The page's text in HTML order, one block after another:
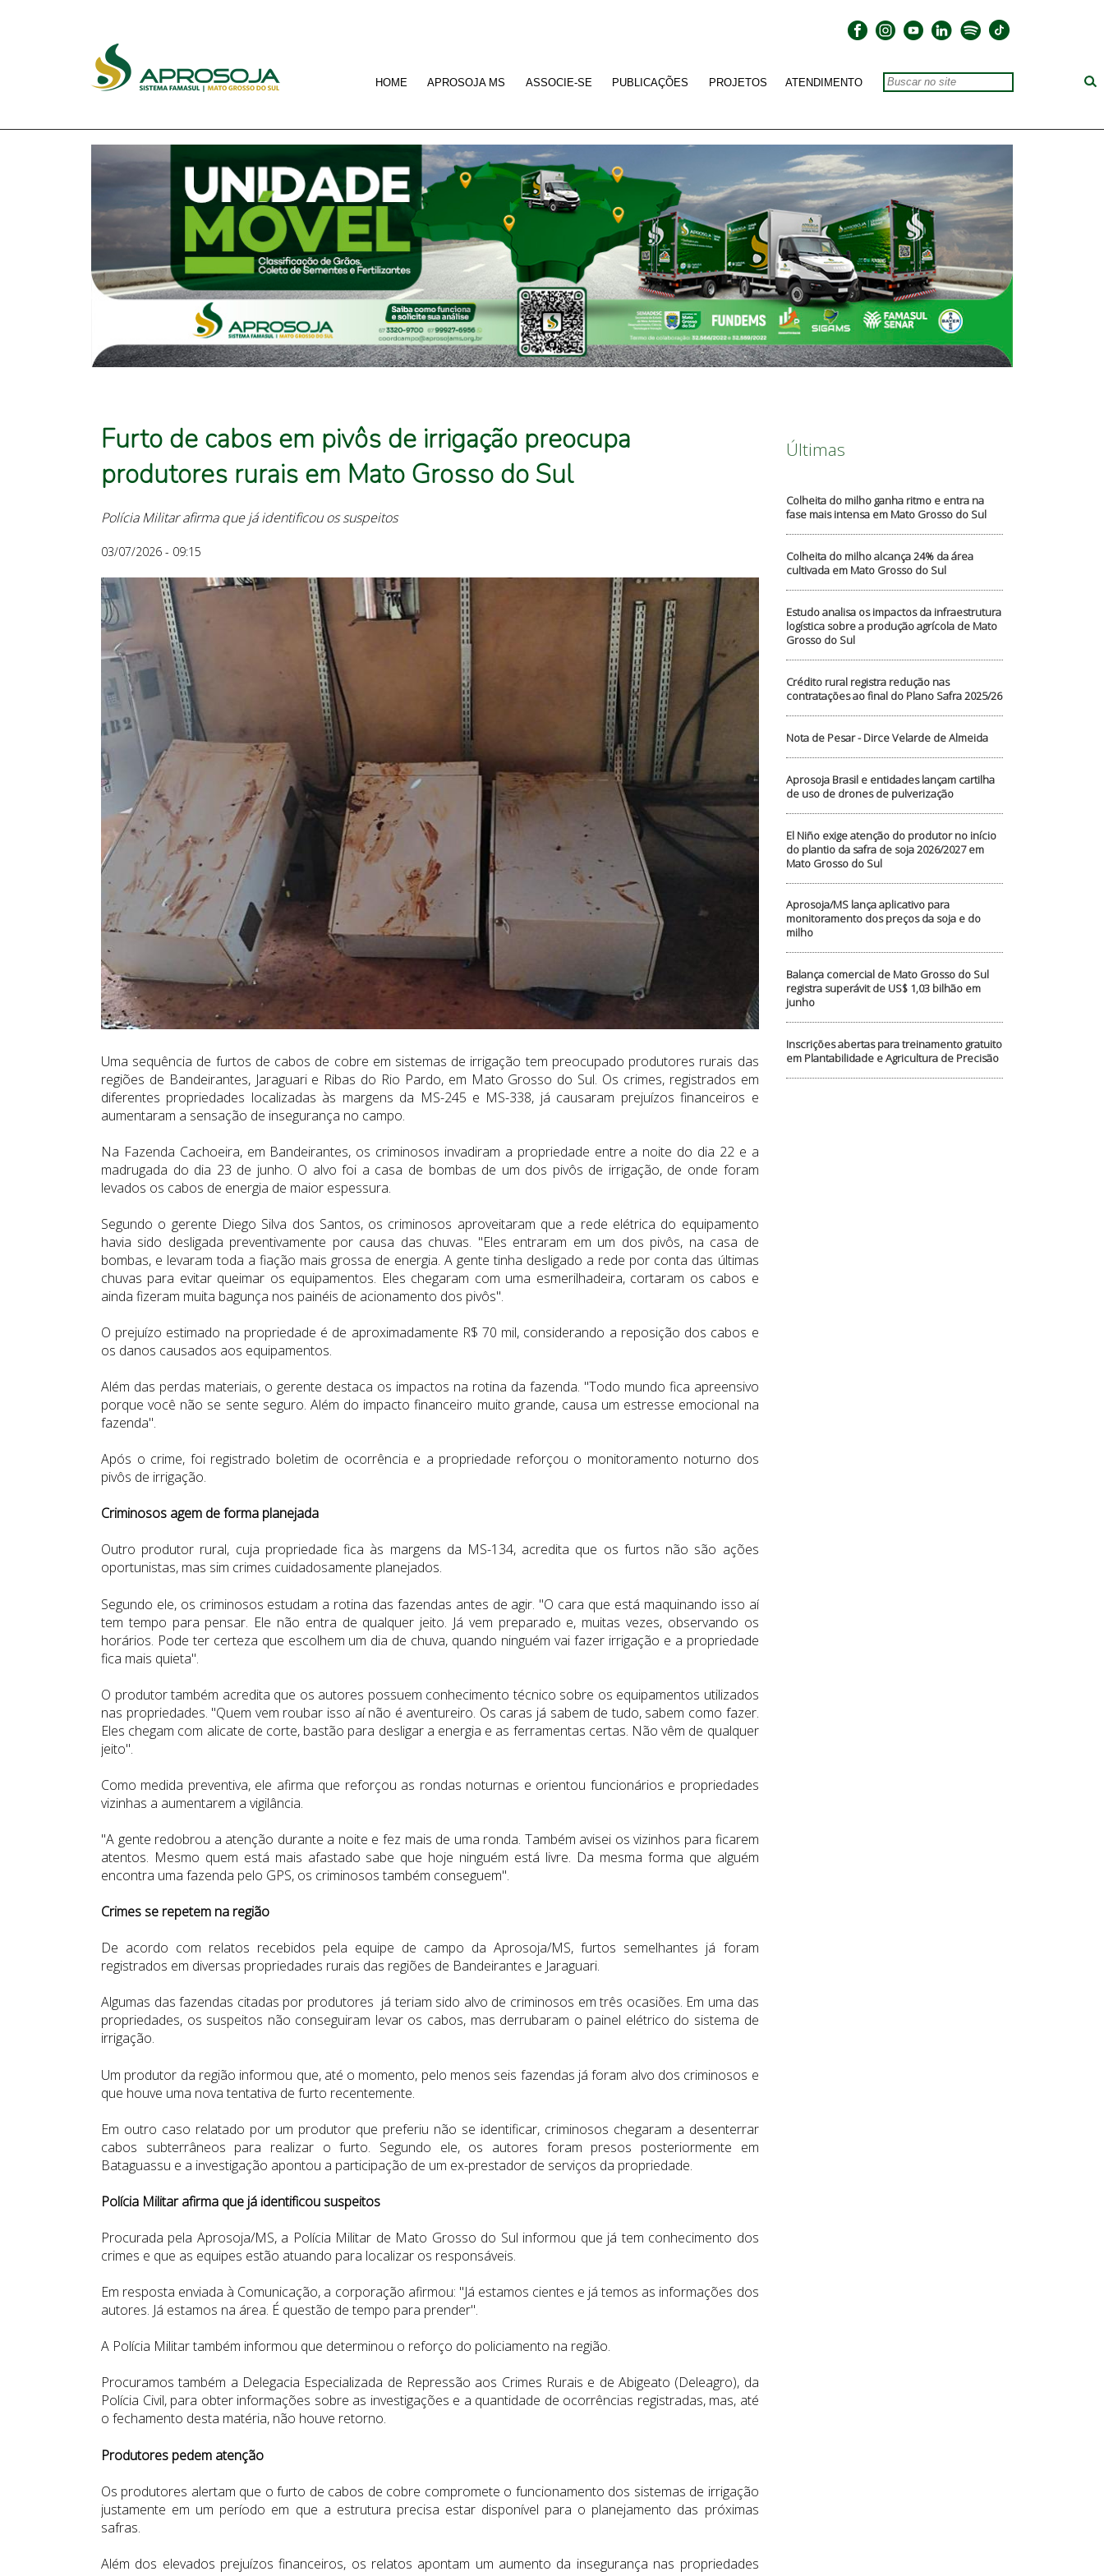
HOME APROSOJA MS ASSOCIE-SE PUBLICAÇÕES PROJETOS ATENDIMENTO
Últimas
Colheita do milho ganha ritmo e entra na
fase mais intensa em Mato Grosso do Sul
Colheita do milho alcança 24% da área
cultivada em Mato Grosso do Sul
Estudo analisa os impactos da infraestrutura
logística sobre a produção agrícola de Mato
Grosso do Sul
Crédito rural registra redução nas
contratações ao final do Plano Safra 2025/26
Nota de Pesar - Dirce Velarde de Almeida
Aprosoja Brasil e entidades lançam cartilha
de uso de drones de pulverização
El Niño exige atenção do produtor no início
do plantio da safra de soja 2026/2027 em
Mato Grosso do Sul
Aprosoja/MS lança aplicativo para
monitoramento dos preços da soja e do
milho
Balança comercial de Mato Grosso do Sul
registra superávit de US$ 1,03 bilhão em
junho
Inscrições abertas para treinamento gratuito
em Plantabilidade e Agricultura de Precisão
Furto de cabos em pivôs de irrigação preocupa
produtores rurais em Mato Grosso do Sul
Polícia Militar afirma que já identificou os suspeitos
03/07/2026 - 09:15
Uma sequência de furtos de cabos de cobre em sistemas de irrigação tem preocupado produtores rurais das
regiões de Bandeirantes, Jaraguari e Ribas do Rio Pardo, em Mato Grosso do Sul. Os crimes, registrados em
diferentes propriedades localizadas às margens da MS-245 e MS-338, já causaram prejuízos financeiros e
aumentaram a sensação de insegurança no campo.
Na Fazenda Cachoeira, em Bandeirantes, os criminosos invadiram a propriedade entre a noite do dia 22 e a
madrugada do dia 23 de junho. O alvo foi a casa de bombas de um dos pivôs de irrigação, de onde foram
levados os cabos de energia de maior espessura.
Segundo o gerente Diego Silva dos Santos, os criminosos aproveitaram que a rede elétrica do equipamento
havia sido desligada preventivamente por causa das chuvas. "Eles entraram em um dos pivôs, na casa de
bombas, e levaram toda a fiação mais grossa de energia. A gente tinha desligado a rede por conta das últimas
chuvas para evitar queimar os equipamentos. Eles chegaram com uma esmerilhadeira, cortaram os cabos e
ainda fizeram muita bagunça nos painéis de acionamento dos pivôs".
O prejuízo estimado na propriedade é de aproximadamente R$ 70 mil, considerando a reposição dos cabos e
os danos causados aos equipamentos.
Além das perdas materiais, o gerente destaca os impactos na rotina da fazenda. "Todo mundo fica apreensivo
porque você não se sente seguro. Além do impacto financeiro muito grande, causa um estresse emocional na
fazenda".
Após o crime, foi registrado boletim de ocorrência e a propriedade reforçou o monitoramento noturno dos
pivôs de irrigação.
Criminosos agem de forma planejada
Outro produtor rural, cuja propriedade fica às margens da MS-134, acredita que os furtos não são ações
oportunistas, mas sim crimes cuidadosamente planejados.
Segundo ele, os criminosos estudam a rotina das fazendas antes de agir. "O cara que está maquinando isso aí
tem tempo para pensar. Ele não entra de qualquer jeito. Já vem preparado e, muitas vezes, observando os
horários. Pode ter certeza que escolhem um dia de chuva, quando ninguém vai fazer irrigação e a propriedade
fica mais quieta".
O produtor também acredita que os autores possuem conhecimento técnico sobre os equipamentos utilizados
nas propriedades. "Quem vem roubar isso aí não é aventureiro. Os caras já sabem de tudo, sabem como fazer.
Eles chegam com alicate de corte, bastão para desligar a energia e as ferramentas certas. Não vêm de qualquer
jeito".
Como medida preventiva, ele afirma que reforçou as rondas noturnas e orientou funcionários e propriedades
vizinhas a aumentarem a vigilância.
"A gente redobrou a atenção durante a noite e fez mais de uma ronda. Também avisei os vizinhos para ficarem
atentos. Mesmo quem está mais afastado sabe que hoje ninguém está livre. Da mesma forma que alguém
encontra uma fazenda pelo GPS, os criminosos também conseguem".
Crimes se repetem na região
De acordo com relatos recebidos pela equipe de campo da Aprosoja/MS, furtos semelhantes já foram
registrados em diversas propriedades rurais das regiões de Bandeirantes e Jaraguari.
Algumas das fazendas citadas por produtores já teriam sido alvo de criminosos em três ocasiões. Em uma das
propriedades, os suspeitos não conseguiram levar os cabos, mas derrubaram o painel elétrico do sistema de
irrigação.
Um produtor da região informou que, até o momento, pelo menos seis fazendas já foram alvo dos criminosos e
que houve uma nova tentativa de furto recentemente.
Em outro caso relatado por um produtor que preferiu não se identificar, criminosos chegaram a desenterrar
cabos subterrâneos para realizar o furto. Segundo ele, os autores foram presos posteriormente em
Bataguassu e a investigação apontou a participação de um ex-prestador de serviços da propriedade.
Polícia Militar afirma que já identificou suspeitos
Procurada pela Aprosoja/MS, a Polícia Militar de Mato Grosso do Sul informou que já tem conhecimento dos
crimes e que as equipes estão atuando para localizar os responsáveis.
Em resposta enviada à Comunicação, a corporação afirmou: "Já estamos cientes e já temos as informações dos
autores. Já estamos na área. É questão de tempo para prender".
A Polícia Militar também informou que determinou o reforço do policiamento na região.
Procuramos também a Delegacia Especializada de Repressão aos Crimes Rurais e de Abigeato (Deleagro), da
Polícia Civil, para obter informações sobre as investigações e a quantidade de ocorrências registradas, mas, até
o fechamento desta matéria, não houve retorno.
Produtores pedem atenção
Os produtores alertam que o furto de cabos de cobre compromete o funcionamento dos sistemas de irrigação
justamente em um período em que a estrutura precisa estar disponível para o planejamento das próximas
safras.
Além dos elevados prejuízos financeiros, os relatos apontam um aumento da insegurança nas propriedades